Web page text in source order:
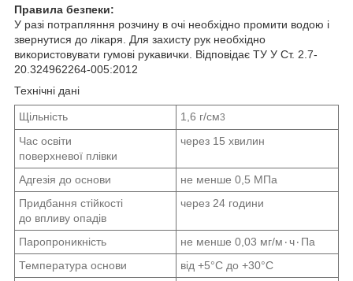
Правила безпеки:
У разі потрапляння розчину в очі необхідно промити водою і
звернутися до лікаря. Для захисту рук необхідно
використовувати гумові рукавички. Відповідає ТУ У Ст. 2.7-
20.324962264-005:2012
Технічні дані
Щільність 1,6 г/см3
Час освіти
поверхневої плівки
через 15 хвилин
Адгезія до основи
не менше 0,5 МПа
Придбання стійкості
до впливу опадів
через 24 години
Паропроникність
не менше 0,03 мг/м٠ч٠Па
Температура основи
від +5°С до +30°С